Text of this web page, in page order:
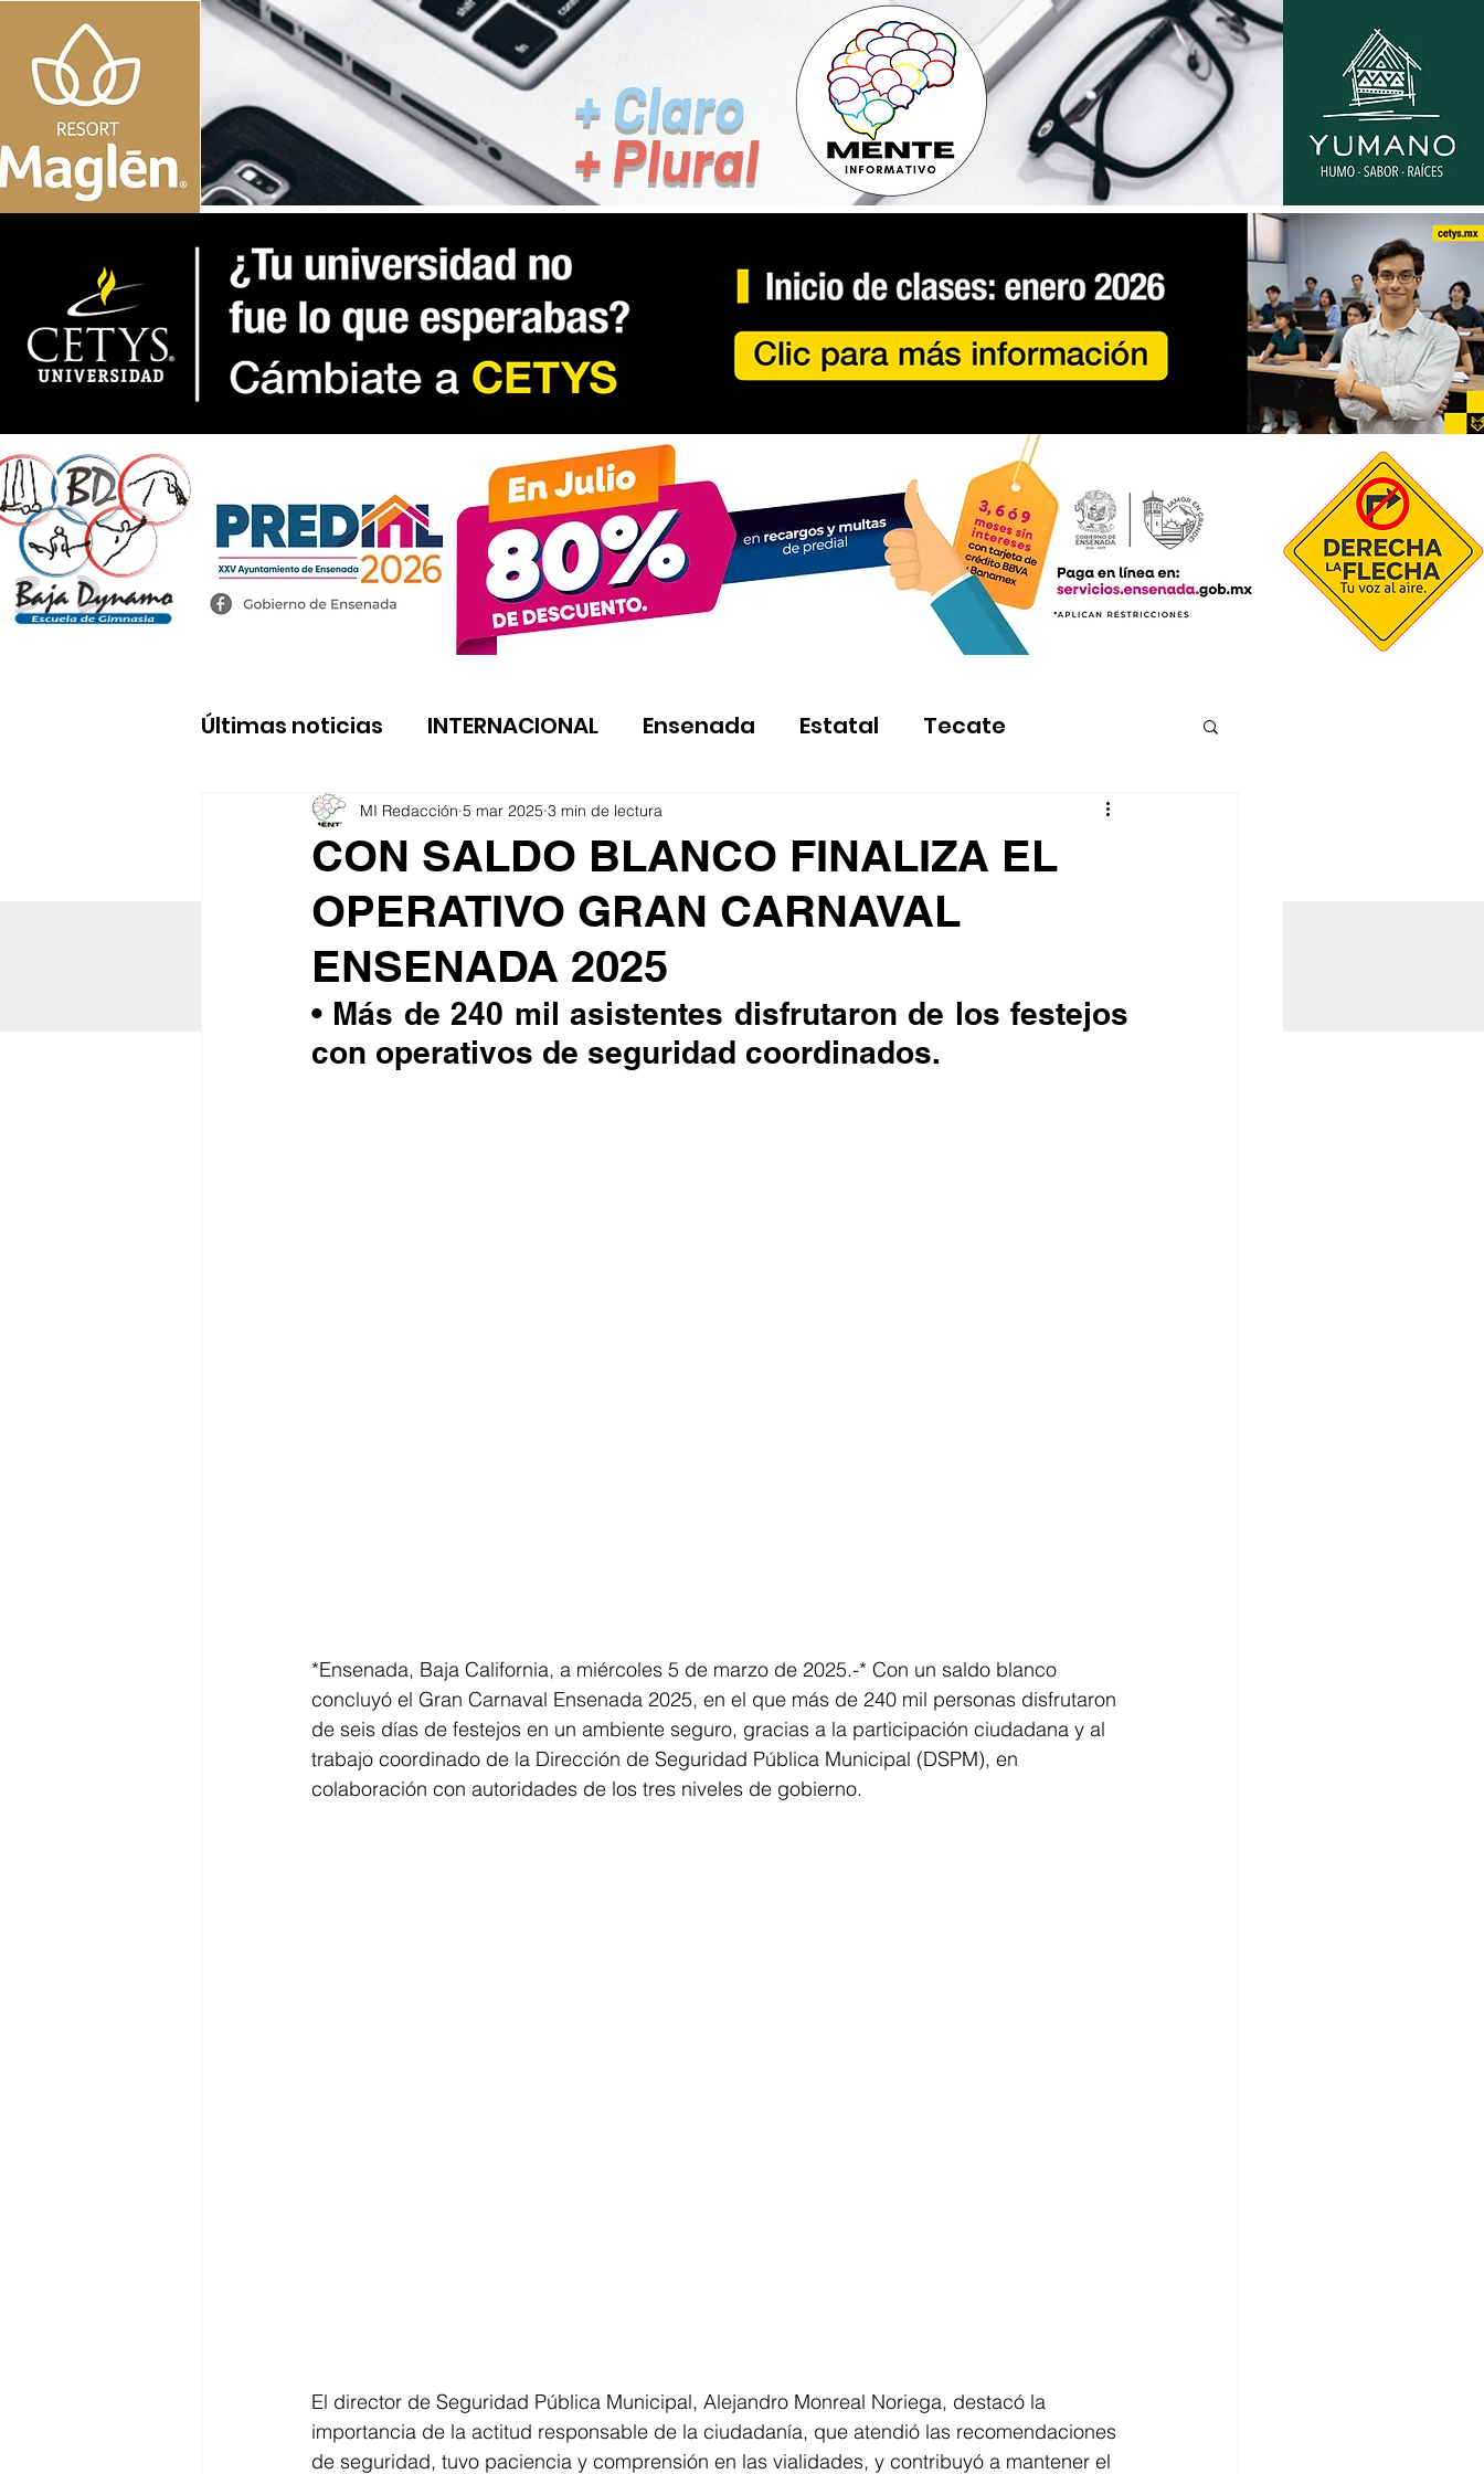
+ Claro
+ Plural
Últimas noticias INTERNACIONAL Ensenada Estatal Tecate
CON SALDO BLANCO FINALIZA EL
OPERATIVO GRAN CARNAVAL
ENSENADA 2025
MI Redacción 5 mar 2025 3 min de lectura
• Más de 240 mil asistentes disfrutaron de los festejos
con operativos de seguridad coordinados.
*Ensenada, Baja California, a miércoles 5 de marzo de 2025.-* Con un saldo blanco
concluyó el Gran Carnaval Ensenada 2025, en el que más de 240 mil personas disfrutaron
de seis días de festejos en un ambiente seguro, gracias a la participación ciudadana y al
trabajo coordinado de la Dirección de Seguridad Pública Municipal (DSPM), en
colaboración con autoridades de los tres niveles de gobierno.
El director de Seguridad Pública Municipal, Alejandro Monreal Noriega, destacó la
importancia de la actitud responsable de la ciudadanía, que atendió las recomendaciones
de seguridad, tuvo paciencia y comprensión en las vialidades, y contribuyó a mantener el